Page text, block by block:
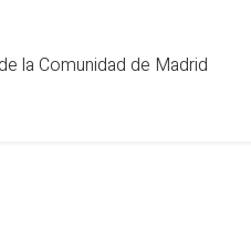
la Comunidad de Madrid